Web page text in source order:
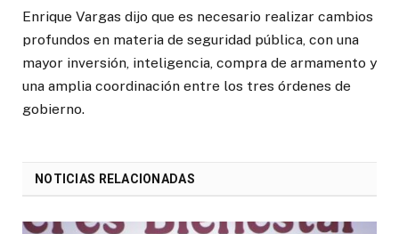
Enrique Vargas dijo que es necesario realizar cambios
profundos en materia de seguridad pública, con una
mayor inversión, inteligencia, compra de armamento y
una amplia coordinación entre los tres órdenes de
gobierno.
NOTICIAS RELACIONADAS